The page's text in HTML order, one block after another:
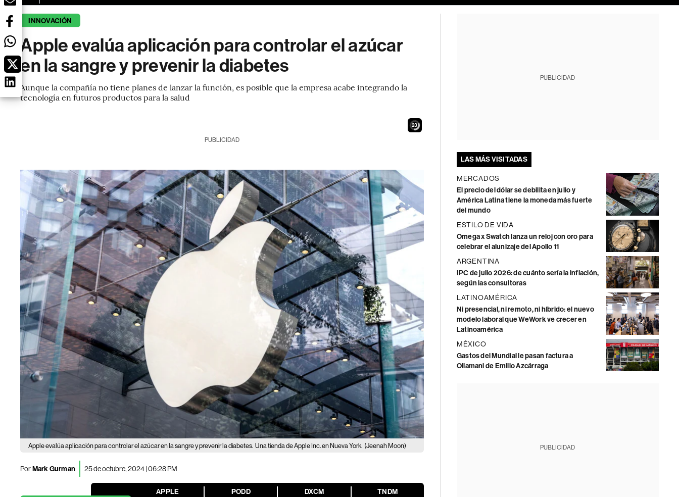
INNOVACIÓN
Apple evalúa aplicación para controlar el azúcar
en la sangre y prevenir la diabetes
Aunque la compañía no tiene planes de lanzar la función, es posible que la empresa acabe integrando la
tecnología en futuros productos para la salud
22
PUBLICIDAD
Apple evalúa aplicación para controlar el azúcar en la sangre y prevenir la diabetes. Una tienda de Apple Inc. en Nueva York. (Jeenah Moon)
PorMark Gurman 25 de octubre, 2024 | 06:28 PM
APPLE PODD DXCM TNDM
PUBLICIDAD
LAS MÁS VISITADAS
MERCADOS
El precio del dólar se debilita en julio y
América Latina tiene la moneda más fuerte
del mundo
ESTILO DE VIDA
Omega x Swatch lanza un reloj con oro para
celebrar el alunizaje del Apollo 11
ARGENTINA
IPC de julio 2026: de cuánto sería la inflación,
según las consultoras
LATINOAMÉRICA
Ni presencial, ni remoto, ni híbrido: el nuevo
modelo laboral que WeWork ve crecer en
Latinoamérica
MÉXICO
Gastos del Mundial le pasan factura a
Ollamani de Emilio Azcárraga
PUBLICIDAD